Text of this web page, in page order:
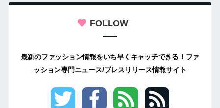
FOLLOW
最新のファッション情報をいち早くキャッチできる！ファ
ッション専門ニュース/プレスリリース情報サイト